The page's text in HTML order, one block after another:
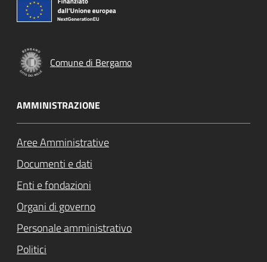
Comune di Bergamo
AMMINISTRAZIONE
Aree Amministrative
Documenti e dati
Enti e fondazioni
Organi di governo
Personale amministrativo
Politici